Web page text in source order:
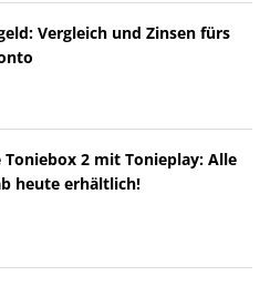
Vergleich und Zinsen fürs
Toniebox 2 mit Tonieplay: Alle
heute erhältlich!